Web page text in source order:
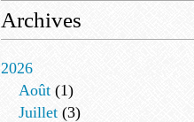
Archives
2026
Août (1)
Juillet (3)